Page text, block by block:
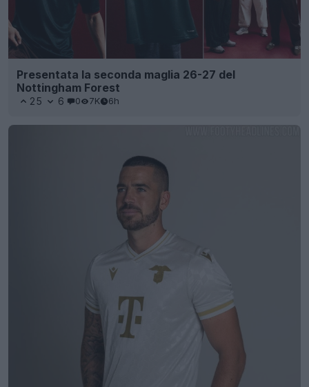
Presentata la seconda maglia 26-27 del
Nottingham Forest
25 6 0 7K 6h